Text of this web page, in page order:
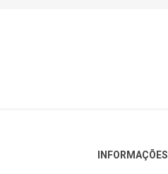
INFORMAÇÕES